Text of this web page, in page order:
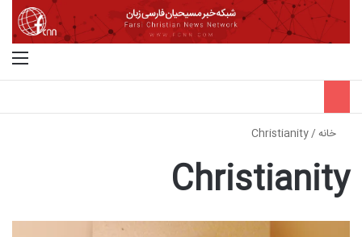
خانه/
Christianity
Christianity